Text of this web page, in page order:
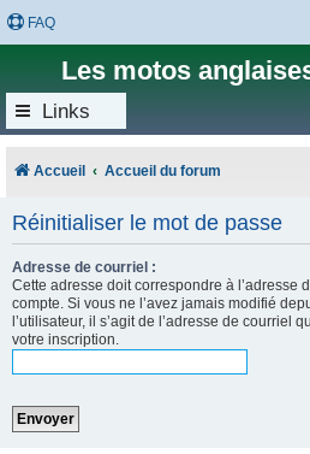
FAQ
Les motos
Links
Accueil Accueil du forum
Réinitialiser le mot de passe
Adresse de courriel :
Cette adresse doit correspondre à l’adresse
compte. Si vous ne l’avez jamais modifié
l’utilisateur, il s’agit de l’adresse de courriel
votre inscription.